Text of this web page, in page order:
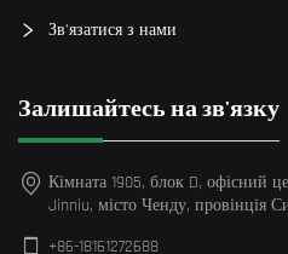
Зв’язатися з нами
Залишайтесь на зв'язку
Кімната 1905, блок D, офісний
Jinniu, місто Ченду, провінція
+86-18161272688